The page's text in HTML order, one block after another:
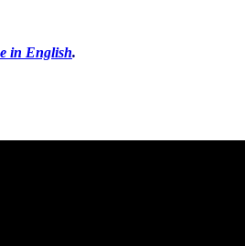
in English.